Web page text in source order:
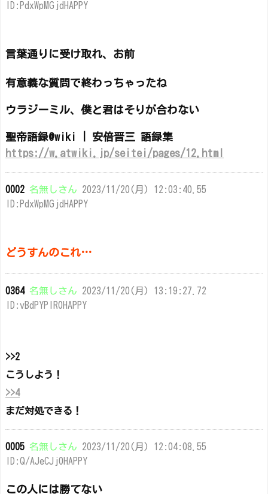
ID:PdxWpMGjdHAPPY
言葉通りに受け取れ、お前
有意義な質問で終わっちゃったね
ウラジーミル、僕と君はそりが合わない
聖帝語録@wiki | 安倍晋三 語録集
https://w.atwiki.jp/seitei/pages/12.html
0002 名無しさん 2023/11/20(月) 12:03:40.55
ID:PdxWpMGjdHAPPY
どうすんのこれ…
0364 名無しさん 2023/11/20(月) 13:19:27.72
ID:vBdPYPIR0HAPPY
>>2
こうしよう！
>>4
まだ対処できる！
0005 名無しさん 2023/11/20(月) 12:04:08.55
ID:Q/AJeCJj0HAPPY
この人には勝てない